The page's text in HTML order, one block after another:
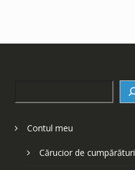
Contul meu
Cărucior de cumpărături